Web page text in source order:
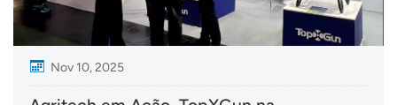
Nov 10, 2025